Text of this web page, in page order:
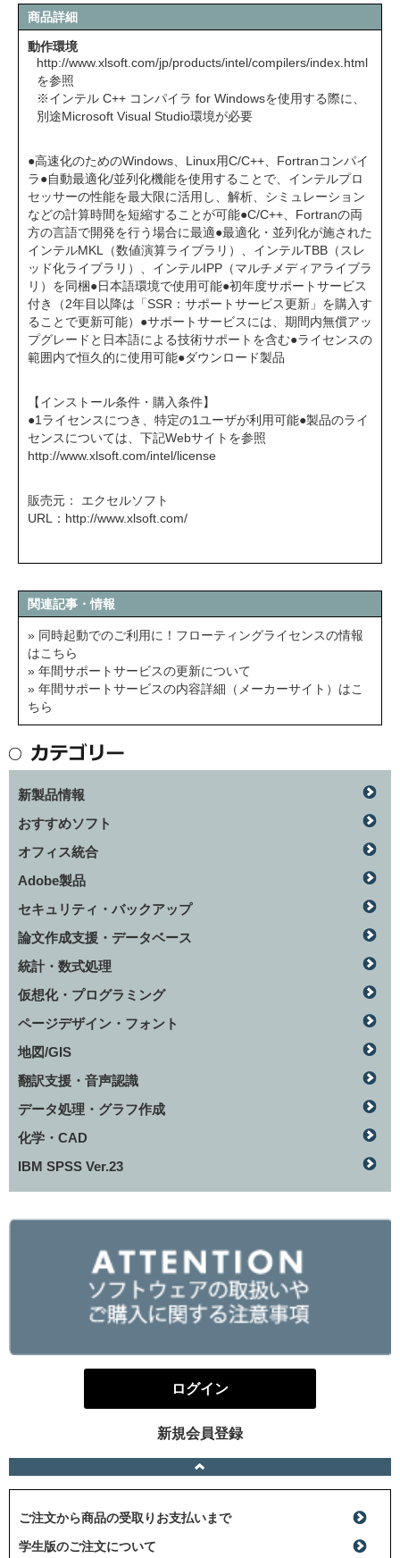
商品詳細
動作環境
http://www.xlsoft.com/jp/products/intel/compilers/index.html
を参照
※インテル C++ コンパイラ for Windowsを使用する際に、
別途Microsoft Visual Studio環境が必要
●高速化のためのWindows、Linux用C/C++、Fortranコンパイ
ラ●自動最適化/並列化機能を使用することで、インテルプロ
セッサーの性能を最大限に活用し、解析、シミュレーション
などの計算時間を短縮することが可能●C/C++、Fortranの両
方の言語で開発を行う場合に最適●最適化・並列化が施された
インテルMKL（数値演算ライブラリ）、インテルTBB（スレ
ッド化ライブラリ）、インテルIPP（マルチメディアライブラ
リ）を同梱●日本語環境で使用可能●初年度サポートサービス
付き（2年目以降は「SSR：サポートサービス更新」を購入す
ることで更新可能）●サポートサービスには、期間内無償アッ
プグレードと日本語による技術サポートを含む●ライセンスの
範囲内で恒久的に使用可能●ダウンロード製品
【インストール条件・購入条件】
●1ライセンスにつき、特定の1ユーザが利用可能●製品のライ
センスについては、下記Webサイトを参照
http://www.xlsoft.com/intel/license
販売元： エクセルソフト
URL： http://www.xlsoft.com/
関連記事・情報
» 同時起動でのご利用に！フローティングライセンスの情報
はこちら
» 年間サポートサービスの更新について
» 年間サポートサービスの内容詳細（メーカーサイト）はこ
ちら
新製品情報
おすすめソフト
オフィス統合
Adobe製品
セキュリティ・バックアップ
論文作成支援・データベース
統計・数式処理
仮想化・プログラミング
ページデザイン・フォント
地図/GIS
翻訳支援・音声認識
データ処理・グラフ作成
化学・CAD
IBM SPSS Ver.23
ログイン
新規会員登録
ご注文から商品の受取りお支払いまで
学生版のご注文について